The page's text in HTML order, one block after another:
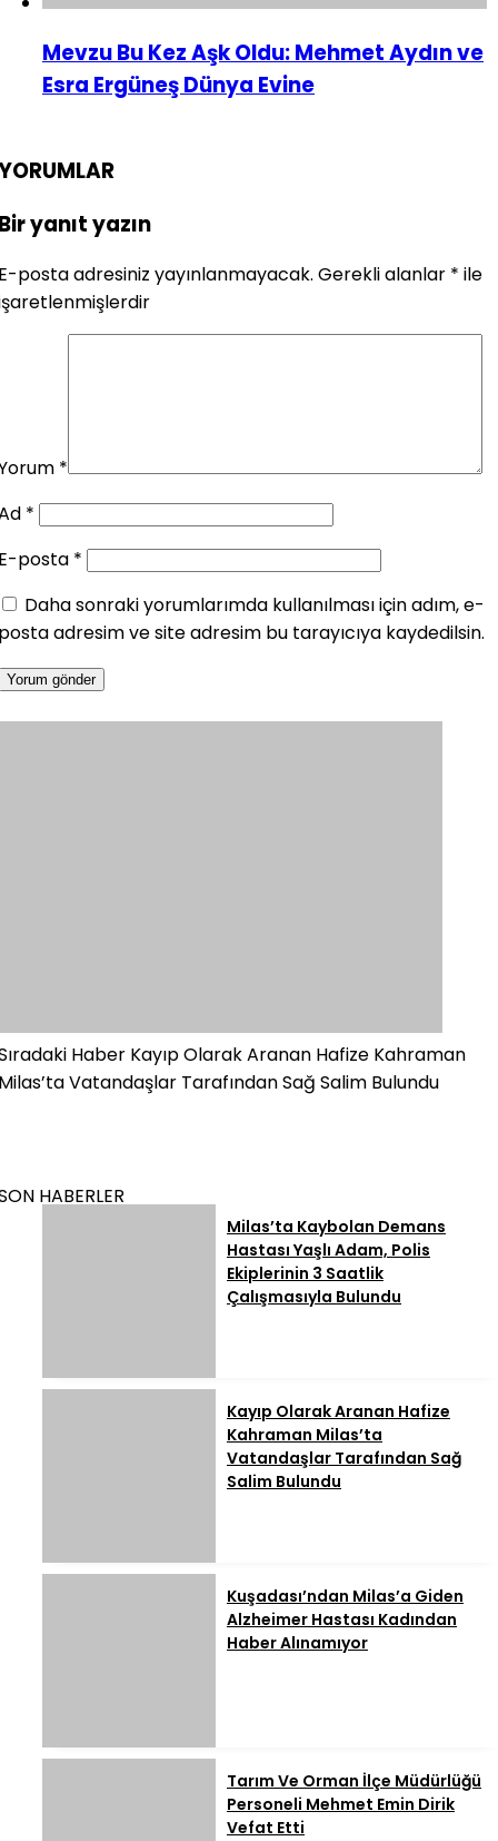
Mevzu Bu Kez Aşk Oldu: Mehmet Aydın ve
Esra Ergüneş Dünya Evine
yanıt yazın
posta adresiniz yayınlanmayacak. Gerekli alanlar * ile
*
*
posta *
Daha sonraki yorumlarımda kullanılması için adım, e-
adresim ve site adresim bu tarayıcıya kaydedilsin.
Haber Kayıp Olarak Aranan Hafize Kahraman
Vatandaşlar Tarafından Sağ Salim Bulundu
HABERLER
Milas’ta Kaybolan Demans
Hastası Yaşlı Adam, Polis
Ekiplerinin 3 Saatlik
Çalışmasıyla Bulundu
Kayıp Olarak Aranan Hafize
Kahraman Milas’ta
Vatandaşlar Tarafından Sağ
Salim Bulundu
Kuşadası’ndan Milas’a Giden
Alzheimer Hastası Kadından
Haber Alınamıyor
Tarım Ve Orman İlçe Müdürlüğü
Personeli Mehmet Emin Dirik
Vefat Etti